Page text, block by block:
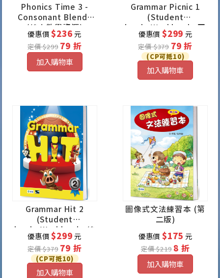
Phonics Time 3 -
Consonant Blends
(線上教學資源)
優惠價$236元
定價 $299 79 折
加入購物車
Grammar Picnic 1
(Student
book+Workbook+互
動式數位遊戲)
優惠價 $299 元
定價 $379 79 折
(CP可抵10)
加入購物車
Grammar Hit 2
(Student
book+Workbook+線
上學習資源)
優惠價$299元
定價 $379 79 折
(CP可抵10)
加入購物車
圖像式文法練習本 (第
二版)
優惠價 $175 元
定價 $219 8 折
加入購物車